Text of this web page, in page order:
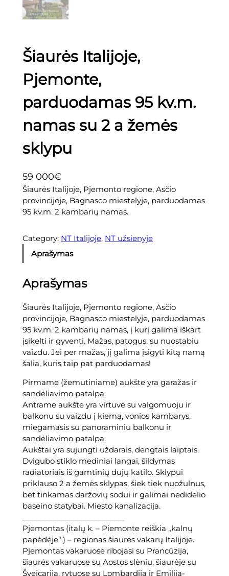
Šiaurės Italijoje,
Pjemonte,
parduodamas 95 kv.m.
namas su 2 a žemės
sklypu
59 000€
Šiaurės Italijoje, Pjemonto regione, Asčio
provincijoje, Bagnasco miestelyje, parduodamas
95 kv.m. 2 kambarių namas.
r
o
k
i
e
k
i
s
:
a
u
ė
s
I
t
a
j
o
j
e
,
Category: NT Italijoje, NT užsienyje
Aprašymas
Aprašymas
Šiaurės Italijoje, Pjemonto regione, Asčio
provincijoje, Bagnasco miestelyje, parduodamas
95 kv.m. 2 kambarių namas, į kurį galima iškart
įsikelti ir gyventi. Mažas, patogus, su nuostabiu
vaizdu. Jei per mažas, jį galima įsigyti kitą namą
šalia, kuris taip pat parduodamas!
Pirmame (žemutiniame) aukšte yra garažas ir
sandėliavimo patalpa.
Antrame aukšte yra virtuvė su valgomuoju ir
balkonu su vaizdu į kiemą, vonios kambarys,
miegamasis su panoraminiu balkonu ir
sandėliavimo patalpa.
Aukštai yra sujungti uždarais, dengtais laiptais.
Dvigubo stiklo mediniai langai, šildymas
radiatoriais iš gamtinių dujų katilo. Sklypui
priklauso 2 a žemės sklypas, šiek tiek nuožulnus,
bet tinkamas daržovių sodui ir galimai nedidelio
baseino statybai. Miesto kanalizacija.
Pjemontas (italų k. – Piemonte reiškia „kalnų
papėdėje“.) – regionas šiaurės vakarų Italijoje.
Pjemontas vakaruose ribojasi su Prancūzija,
šiaurės vakaruose su Aostos slėniu, šiaurėje su
Šveicarija, rytuose su Lombardija ir Emilija-